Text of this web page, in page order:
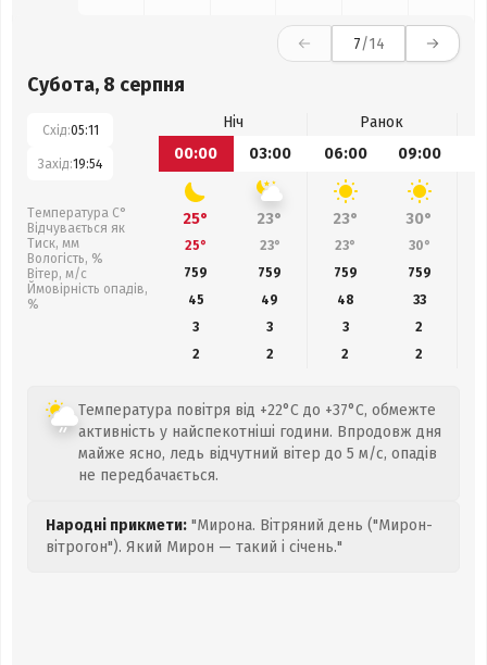
7/14
Субота, 8 серпня
Схід:05:11
Захід:19:54
Температура С°
Відчувається як
Тиск, мм
Вологість, %
Вітер, м/с
Ймовірність опадів,
%
Ніч
Ранок
00:00
03:00 06:00 09:00
25° 23° 23° 30°
25° 23° 23° 30°
759
759 759 759
45
49 48 33
3
3 3
2
2
2 2 2
Температура повітря від +22°C до +37°C, обмежте
активність у найспекотніші години. Впродовж дня
майже ясно, ледь відчутний вітер до 5 м/с, опадів
не передбачається.
Народні прикмети: "Мирона. Вітряний день ("Мирон-
вітрогон"). Який Мирон — такий і січень."